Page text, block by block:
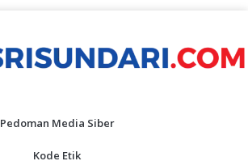
Pedoman Media Siber
Kode Etik